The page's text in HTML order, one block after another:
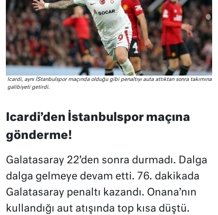
Icardi, aynı İStanbulspor maçında olduğu gibi penaltıyı auta attıktan sonra takımına
galibiyeti getirdi.
Icardi’den İstanbulspor maçına
gönderme!
Galatasaray 22’den sonra durmadı. Dalga
dalga gelmeye devam etti. 76. dakikada
Galatasaray penaltı kazandı. Onana’nın
kullandığı aut atışında top kısa düştü.